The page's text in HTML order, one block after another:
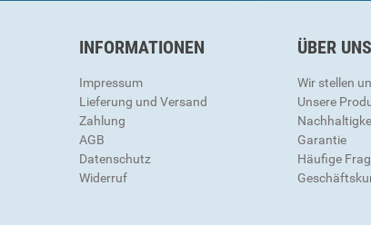
INFORMATIONEN
Impressum
Lieferung und Versand
Zahlung
AGB
Datenschutz
Widerruf
ÜBER UNS
Wir stellen
Unsere
Garantie
Häufige